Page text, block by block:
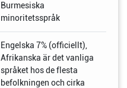
Burmesiska
minoritetsspråk
Engelska 7% (officiellt),
Afrikanska är det vanliga
språket hos de flesta
befolkningen och cirka